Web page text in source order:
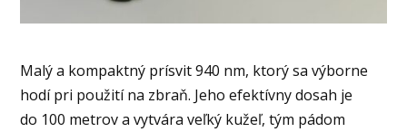
Malý a kompaktný prísvit 940 nm, ktorý sa výborne
hodí pri použití na zbraň. Jeho efektívny dosah je
do 100 metrov a vytvára veľký kužeľ, tým pádom